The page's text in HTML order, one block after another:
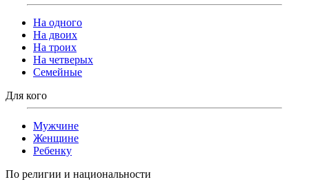
На одного
На двоих
На троих
На четверых
Семейные
Для кого
Мужчине
Женщине
Ребенку
По религии и национальности